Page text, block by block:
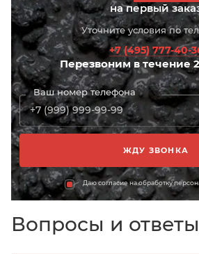
на первый
Уточните условия по
+7 (495) 777-40-
Перезвоним в течение
Ваш номер телефона
Даю согласие на обработку
Вопросы и ответы